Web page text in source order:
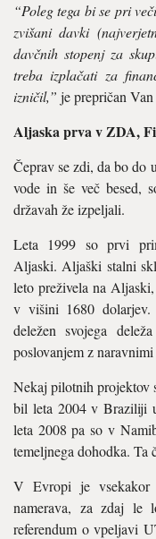
“Poleg tega bi se pri
zvišani davki
davčnih stopenj za
treba izplačati za
izničil,” je prepričan Van
Aljaska prva v ZDA,
Čeprav se zdi, da bo do
vode in še več besed,
državah že izpeljali.
Leta 1999 so prvi
Aljaski. Aljaški stalni
leto preživela na
v višini 1680 dolarjev.
deležen svojega
poslovanjem z
Nekaj pilotnih projektov
bil leta 2004 v Braziliji
leta 2008 pa so v
temeljnega dohodka. Ta
V Evropi je vsekakor
namerava, za zdaj le
referendum o vpeljavi